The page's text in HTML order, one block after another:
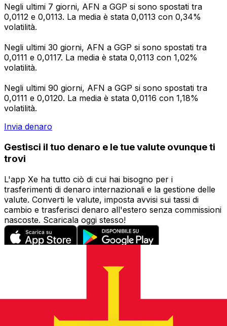
Negli ultimi 7 giorni, AFN a GGP si sono spostati tra
0,0112 e 0,0113. La media è stata 0,0113 con 0,34%
volatilità.
Negli ultimi 30 giorni, AFN a GGP si sono spostati tra
0,0111 e 0,0117. La media è stata 0,0113 con 1,02%
volatilità.
Negli ultimi 90 giorni, AFN a GGP si sono spostati tra
0,0111 e 0,0120. La media è stata 0,0116 con 1,18%
volatilità.
Invia denaro
Gestisci il tuo denaro e le tue valute ovunque ti
trovi
L'app Xe ha tutto ciò di cui hai bisogno per i
trasferimenti di denaro internazionali e la gestione delle
valute. Converti le valute, imposta avvisi sui tassi di
cambio e trasferisci denaro all'estero senza commissioni
nascoste. Scaricala oggi stesso!